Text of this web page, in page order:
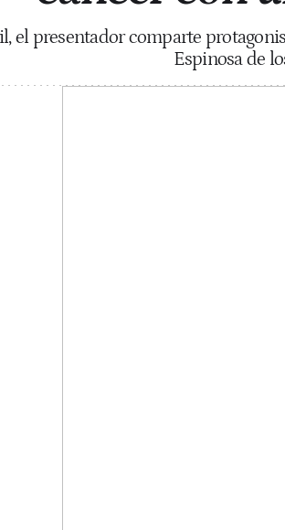
el presentador comparte
Espinosa de